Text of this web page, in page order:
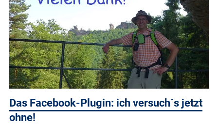
Das Facebook-Plugin: ich versuch´s jetzt
ohne!